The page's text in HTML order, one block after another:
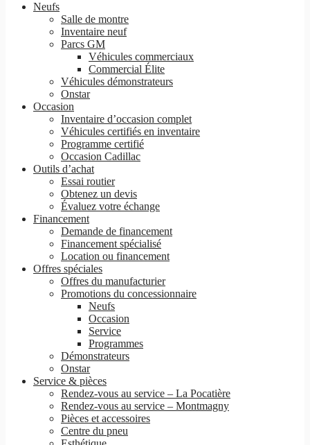
Neufs
Salle de montre
Inventaire neuf
Parcs GM
Véhicules commerciaux
Commercial Élite
Véhicules démonstrateurs
Onstar
Occasion
Inventaire d’occasion complet
Véhicules certifiés en inventaire
Programme certifié
Occasion Cadillac
Outils d’achat
Essai routier
Obtenez un devis
Évaluez votre échange
Financement
Demande de financement
Financement spécialisé
Location ou financement
Offres spéciales
Offres du manufacturier
Promotions du concessionnaire
Neufs
Occasion
Service
Programmes
Démonstrateurs
Onstar
Service & pièces
Rendez-vous au service – La Pocatière
Rendez-vous au service – Montmagny
Pièces et accessoires
Centre du pneu